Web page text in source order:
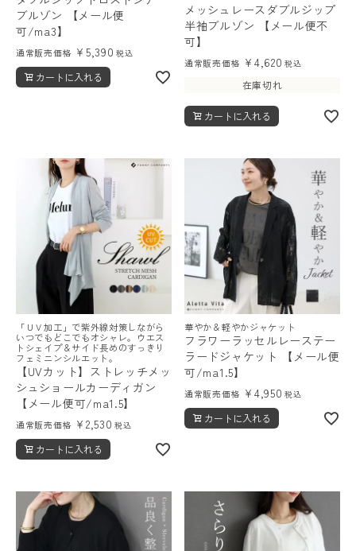
ブルゾン 【メール便
可/ma3】
通常販売価格 ¥ 5,390 税込
カートに入れる
メッシュレースダブルジップ
半袖ブルゾン 【メール便不
可】
通常販売価格 ¥ 4,620 税込
在庫切れ
カートに入れる
「ＵＶ加工」で紫外線対策しながら
いつでもどこでもオシャレ。ウエス
トシェイプ＆サイド長めのすっきり
フェミニンシルエット。
【UVカット】ストレッチメッ
シュショールカーディガン
【メール便可/ma1.5】
通常販売価格 ¥ 2,530 税込
カートに入れる
華やか＆軽やかジャケット
フラワーラッセルレーステー
ラードジャケット 【メール便
可/ma1.5】
通常販売価格 ¥ 4,950 税込
カートに入れる